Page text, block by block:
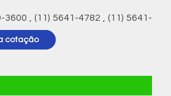
3600 ,(11) 5641-4782 ,(11) 5641-
cotação